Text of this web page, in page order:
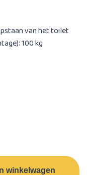
van het toilet
100 kg
winkelwagen